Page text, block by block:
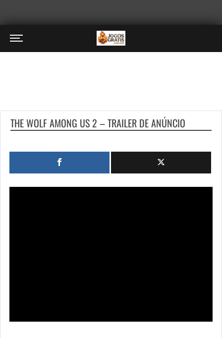
THE WOLF AMONG US 2 – TRAILER DE ANÚNCIO